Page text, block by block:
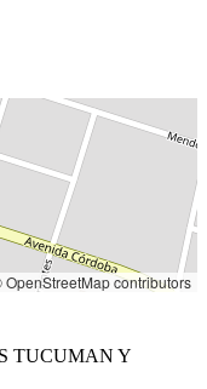
OpenStreetMap contributors
TUCUMAN Y